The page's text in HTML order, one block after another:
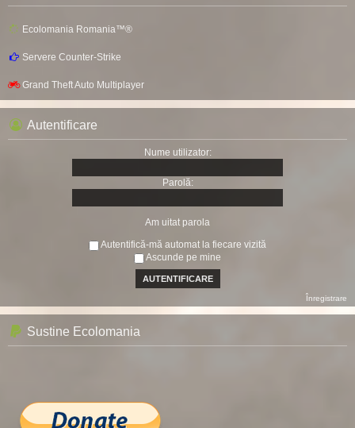
Ecolomania Romania™®
Servere Counter-Strike
Grand Theft Auto Multiplayer
Autentificare
Nume utilizator:
Parolă:
Am uitat parola
Autentifică-mă automat la fiecare vizită
Ascunde pe mine
Înregistrare
Sustine Ecolomania